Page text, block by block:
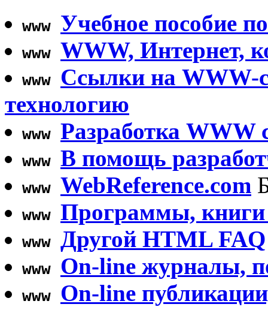
www Учебное пособие
www WWW, Интернет,
www Ссылки на WWW-
технологию
www Разработка WWW
www В помощь
www WebReference.com
www Программы, книги
www Другой HTML FAQ
www On-line журналы,
www On-line